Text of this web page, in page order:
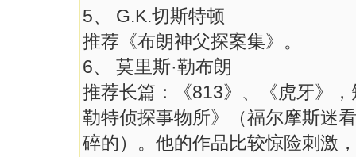
5、 G.K.切斯特顿
推荐《布朗神父探案集》。
6、 莫里斯·勒布朗
推荐长篇：《813》、《虎牙》
勒特侦探事物所》（福尔摩斯迷
碎的）。他的作品比较惊险刺激